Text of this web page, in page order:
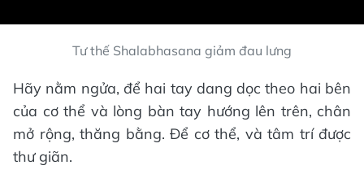
Tư thế Shalabhasana giảm đau lưng
Hãy nằm ngửa, để hai tay dang dọc theo hai bên
của cơ thể và lòng bàn tay hướng lên trên, chân
mở rộng, thăng bằng. Để cơ thể, và tâm trí được
thư giãn.